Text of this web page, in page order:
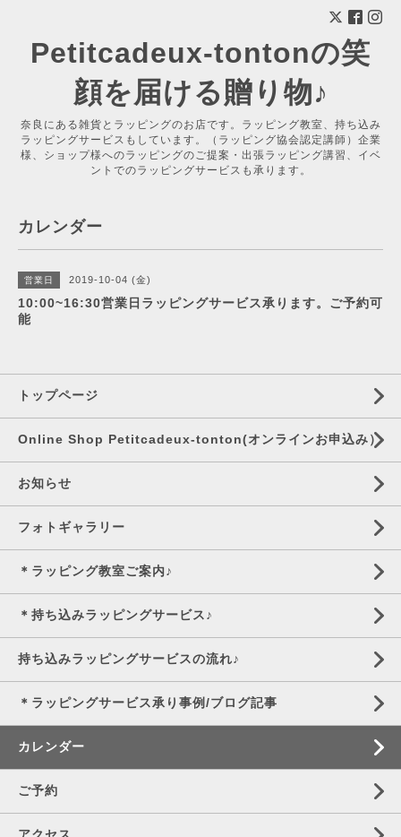
Petitcadeux-tontonの笑
顔を届ける贈り物♪
奈良にある雑貨とラッピングのお店です。ラッピング教室、持ち込み
ラッピングサービスもしています。（ラッピング協会認定講師）企業
様、ショップ様へのラッピングのご提案・出張ラッピング講習、イベ
ントでのラッピングサービスも承ります。
カレンダー
営業日 2019-10-04 (金)
10:00~16:30営業日ラッピングサービス承ります。ご予約可
能
トップページ
Online Shop Petitcadeux-tonton(オンラインお申込み）
お知らせ
フォトギャラリー
＊ラッピング教室ご案内♪
＊持ち込みラッピングサービス♪
持ち込みラッピングサービスの流れ♪
＊ラッピングサービス承り事例/ブログ記事
カレンダー
ご予約